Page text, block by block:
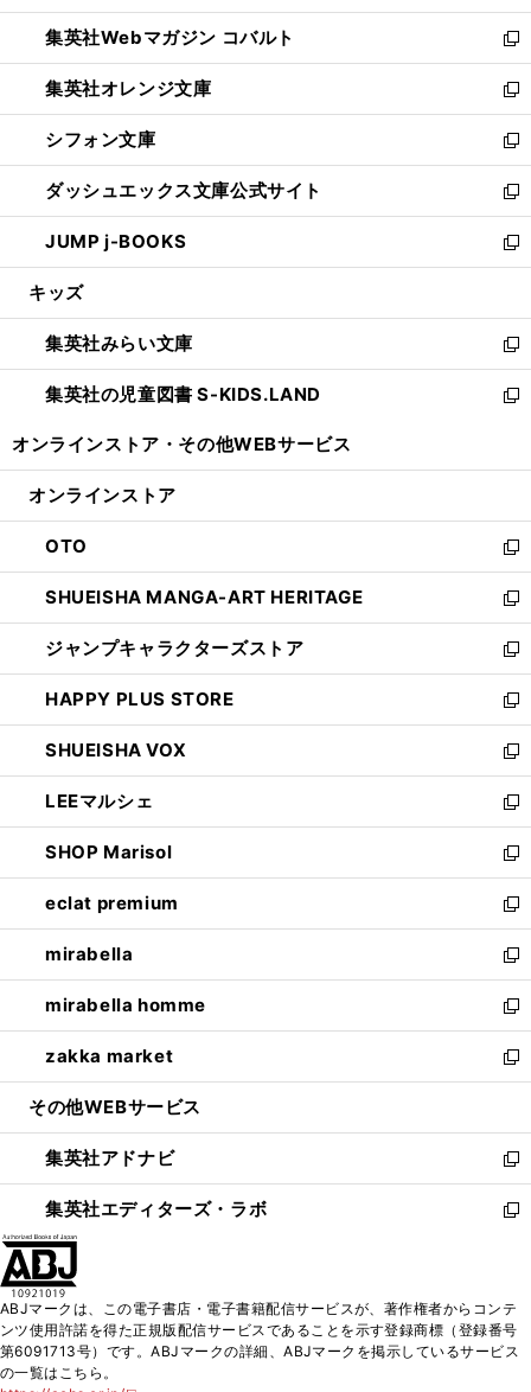
開
く
ウ
で
開
く
ン
ド
ウ
で
開
く
ウ
ィ
ン
ド
ウ
で
開
く
集英社Webマガジン コバルト
新
し
い
ウ
ィ
ン
ド
ウ
で
開
集英社オレンジ文庫
新
し
い
ウ
ィ
ン
ド
ウ
開
く
シフォン文庫
新
し
い
ウ
ィ
ン
ウ
で
開
く
ダッシュエックス文庫公式サイト
新
し
い
ウ
ン
ド
ウ
で
JUMP j-BOOKS
新
し
ウ
ィ
ン
ド
開
キッズ
集英社みらい文庫
新
し
い
ン
ウ
で
開
く
集英社の児童図書 S-KIDS.LAND
新
ウ
ン
ド
ウ
で
開
く
オンラインストア・ その他WEBサービス
オンラインストア
OTO
新
し
い
ウ
ィ
ン
ド
ウ
で
開
く
SHUEISHA MANGA-ART HERITAGE
新
し
い
ウ
ィ
ン
ド
ウ
で
開
く
ジャンプキャラクターズストア
新
し
い
ウ
ィ
ン
ド
ウ
で
開
く
HAPPY PLUS STORE
新
し
い
ウ
ィ
ン
ド
ウ
で
開
く
SHUEISHA VOX
新
し
い
ウ
ィ
ン
ド
ウ
で
開
く
LEEマルシェ
新
し
い
ウ
ィ
ン
ド
ウ
で
開
く
SHOP Marisol
新
し
い
ウ
ィ
ン
ド
ウ
で
開
eclat premium
新
し
い
ウ
ィ
ン
ド
ウ
開
く
mirabella
新
し
い
ウ
ィ
ン
ウ
で
開
く
mirabella homme
新
し
い
ウ
ン
ド
ウ
で
zakka market
新
し
ウ
ィ
ン
ド
く
その他WEBサービス
集英社アドナビ
新
し
い
ド
ウ
で
集英社エディターズ・ラボ
新
ィ
ン
ド
ABJマークは、この電子書店・電子書籍配信サービスが、著作権者からコンテ
ンツ使用許諾を得た正規版配信サービスであることを示す登録商標（登録番号
第6091713号）です。ABJマークの詳細、ABJマークを掲示しているサービス
の一覧はこちら。